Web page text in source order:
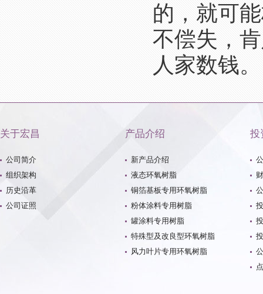
的，就可
不偿失，
人家数钱。
关于宏昌
公司简介
组织架构
历史沿革
公司证照
产品介绍
新产品介绍
液态环氧树脂
铜箔基板专用环氧树脂
粉体涂料专用树脂
罐涂料专用树脂
特殊型及改良型环氧树脂
风力叶片专用环氧树脂
投